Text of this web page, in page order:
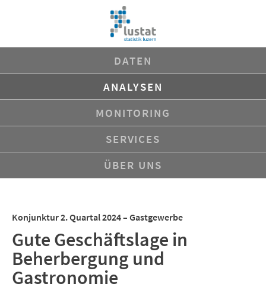
DATEN
ANALYSEN
MONITORING
SERVICES
ÜBER UNS
Konjunktur 2. Quartal 2024 – Gastgewerbe
Gute Geschäftslage in
Beherbergung und
Gastronomie